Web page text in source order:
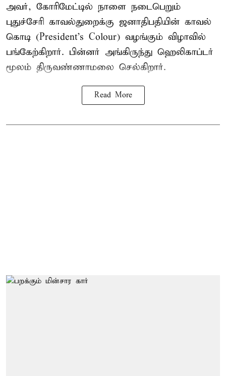
அவர், கோரிமேட்டில் நாளை நடைபெறும்
புதுச்சேரி காவல்துறைக்கு ஜனாதிபதியின் காவல்
கொடி (President's Colour) வழங்கும் விழாவில்
பங்கேற்கிறார். பின்னர் அங்கிருந்து ஹெலிகாப்டர்
மூலம் திருவண்ணாமலை செல்கிறார்.
Read More